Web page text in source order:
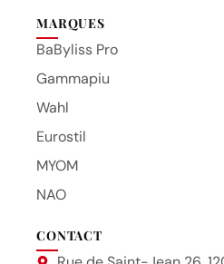
MARQUES
BaByliss Pro
Gammapiu
Wahl
Eurostil
MYOM
NAO
CONTACT